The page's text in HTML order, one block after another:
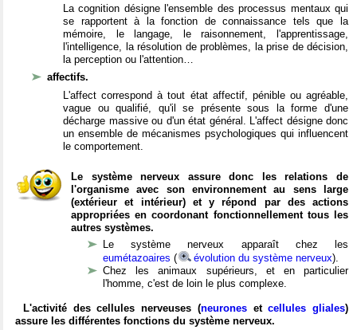
La cognition désigne l'ensemble des processus mentaux qui
se rapportent à la fonction de connaissance tels que la
mémoire, le langage, le raisonnement, l'apprentissage,
l'intelligence, la résolution de problèmes, la prise de décision,
la perception ou l'attention…
affectifs.
L'affect correspond à tout état affectif, pénible ou agréable,
vague ou qualifié, qu'il se présente sous la forme d'une
décharge massive ou d'un état général. L'affect désigne donc
un ensemble de mécanismes psychologiques qui influencent
le comportement.
Le système nerveux assure donc les relations de
l'organisme avec son environnement au sens large
(extérieur et intérieur) et y répond par des actions
appropriées en coordonant fonctionnellement tous les
autres systèmes.
Le système nerveux apparaît chez les
eumétazoaires ( évolution du système nerveux).
Chez les animaux supérieurs, et en particulier
l'homme, c'est de loin le plus complexe.
L'activité des cellules nerveuses (neuronesetcellules gliales)
assure les différentes fonctions du système nerveux.